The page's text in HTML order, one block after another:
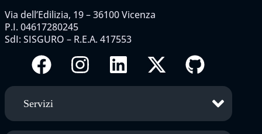
Via dell’Edilizia, 19 – 36100 Vicenza
P.I. 04617280245
SdI: SISGURO – R.E.A. 417553
Servizi